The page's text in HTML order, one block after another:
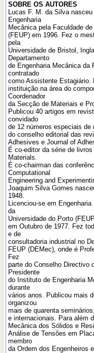
SOBRE OS AUTORES
Lucas F. M. da Silva
Engenharia
Mecânica pela Faculdade
(FEUP) em 1996. Fez o
pela
Universidade de Bristol,
Departamento
de Engenharia Mecânica da
contratado
como Assistente Estagiário.
instituição na área do
Coordenador
da Secção de Materiais e
Publicou 40 artigos em
convidado
de 12 números especiais
do conselho editorial das
Adhesives e Journal of
É co-editor da série de
Materials.
É co-chairman das
Computational
Engineering and
Joaquim Silva Gomes
1948.
Licenciou-se em
da
Universidade do Porto
em Outubro de 1977. Fez
e de
consultadoria industrial no
FEUP (DEMec), onde é
Fez
parte do Conselho Directivo
Presidente
do Instituto de Engenharia
durante
vários anos. Publicou mais
organizou
mais de quarenta
e internacionais. Para além
Mecânica dos Sólidos e
Análise de Tensões em
membro
da Ordem dos Engenheiros